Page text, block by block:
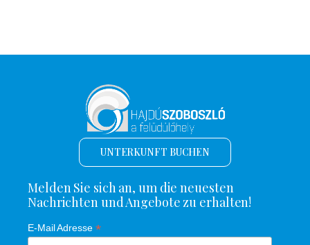
UNTERKUNFT BUCHEN
Melden Sie sich an, um die neuesten
Nachrichten und Angebote zu erhalten!
E-Mail Adresse *